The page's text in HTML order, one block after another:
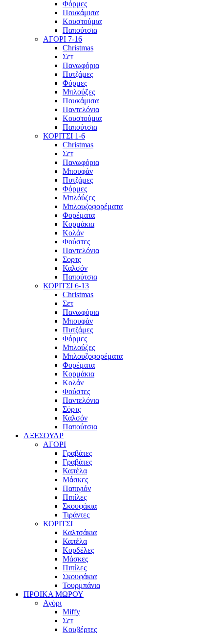
Φόρμες
Πουκάμισα
Κουστούμια
Παπούτσια
ΑΓΟΡΙ 7-16
Christmas
Σετ
Πανωφόρια
Πυτζάμες
Φόρμες
Μπλούζες
Πουκάμισα
Παντελόνια
Κουστούμια
Παπούτσια
ΚΟΡΙΤΣΙ 1-6
Christmas
Σετ
Πανωφόρια
Μπουφάν
Πυτζάμες
Φόρμες
Μπλόύζες
Μπλουζοφορέματα
Φορέματα
Κορμάκια
Κολάν
Φούστες
Παντελόνια
Σορτς
Καλσόν
Παπούτσια
ΚΟΡΙΤΣΙ 6-13
Christmas
Σετ
Πανωφόρια
Μπουφάν
Πυτζάμες
Φόρμες
Μπλούζες
Μπλουζοφορέματα
Φορέματα
Κορμάκια
Κολάν
Φούστες
Παντελόνια
Σόρτς
Καλσόν
Παπούτσια
ΑΞΕΣΟΥΑΡ
ΑΓΟΡΙ
Γραβάτες
Γραβάτες
Καπέλα
Μάσκες
Παπιγιόν
Πιπίλες
Σκουφάκια
Τιράντες
ΚΟΡΙΤΣΙ
Καλτσάκια
Καπέλα
Κορδέλες
Μάσκες
Πιπίλες
Σκουφάκια
Τουρμπάνια
ΠΡΟΙΚΑ ΜΩΡΟΥ
Αγόρι
Miffy
Σετ
Κουβέρτες